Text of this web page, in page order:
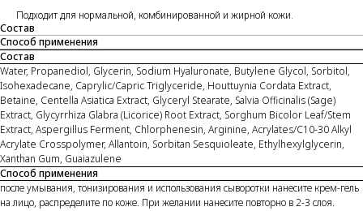
Подходит для нормальной, комбинированной и жирной кожи.
Состав
Способ применения
Состав
Water, Propanediol, Glycerin, Sodium Hyaluronate, Butylene Glycol, Sorbitol,
Isohexadecane, Caprylic/Capric Triglyceride, Houttuynia Cordata Extract,
Betaine, Centella Asiatica Extract, Glyceryl Stearate, Salvia Officinalis (Sage)
Extract, Glycyrrhiza Glabra (Licorice) Root Extract, Sorghum Bicolor Leaf/Stem
Extract, Aspergillus Ferment, Chlorphenesin, Arginine, Acrylates/C10-30 Alkyl
Acrylate Crosspolymer, Allantoin, Sorbitan Sesquioleate, Ethylhexylglycerin,
Xanthan Gum, Guaiazulene
Способ применения
после умывания, тонизирования и использования сыворотки нанесите крем-гель
на лицо, распределите по коже. При желании нанесите повторно в 2-3 слоя.